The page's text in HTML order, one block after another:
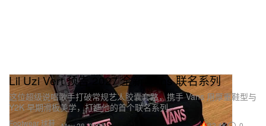
Footwear 球鞋
Lil Uzi Vert 预告 2027 全新 Vans 联名系列
这位超级说唱歌手打破常规艺人胶囊套路，携手 Vans 用厚重鞋型与
Y2K 早期滑板美学，打造他的首个联名系列。